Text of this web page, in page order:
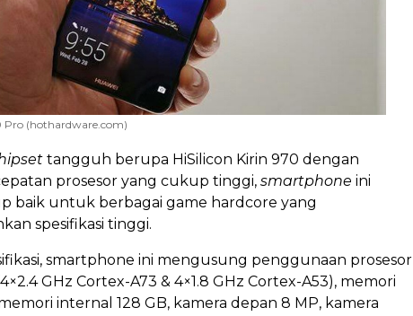
Pro (hothardware.com)
tangguh berupa HiSilicon Kirin 970 dengan
prosesor yang cukup tinggi, smartphone ini
baik untuk berbagai game hardcore yang
spesifikasi tinggi.
smartphone ini mengusung penggunaan prosesor
GHz Cortex-A73 & 4×1.8 GHz Cortex-A53), memori
internal 128 GB, kamera depan 8 MP, kamera